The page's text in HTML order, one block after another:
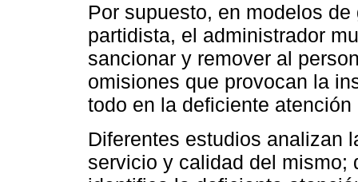
Por supuesto, en modelos
partidista, el administrador
sancionar y remover al
omisiones que provocan la
todo en la deficiente atención
Diferentes estudios analizan
servicio y calidad del mismo;